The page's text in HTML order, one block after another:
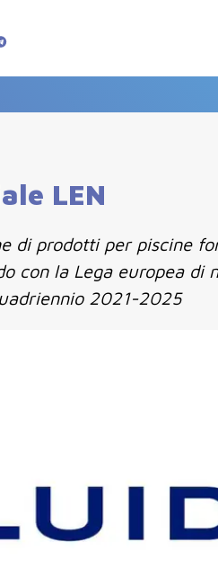
LEN
di prodotti per piscine
con la Lega europea
2021-2025